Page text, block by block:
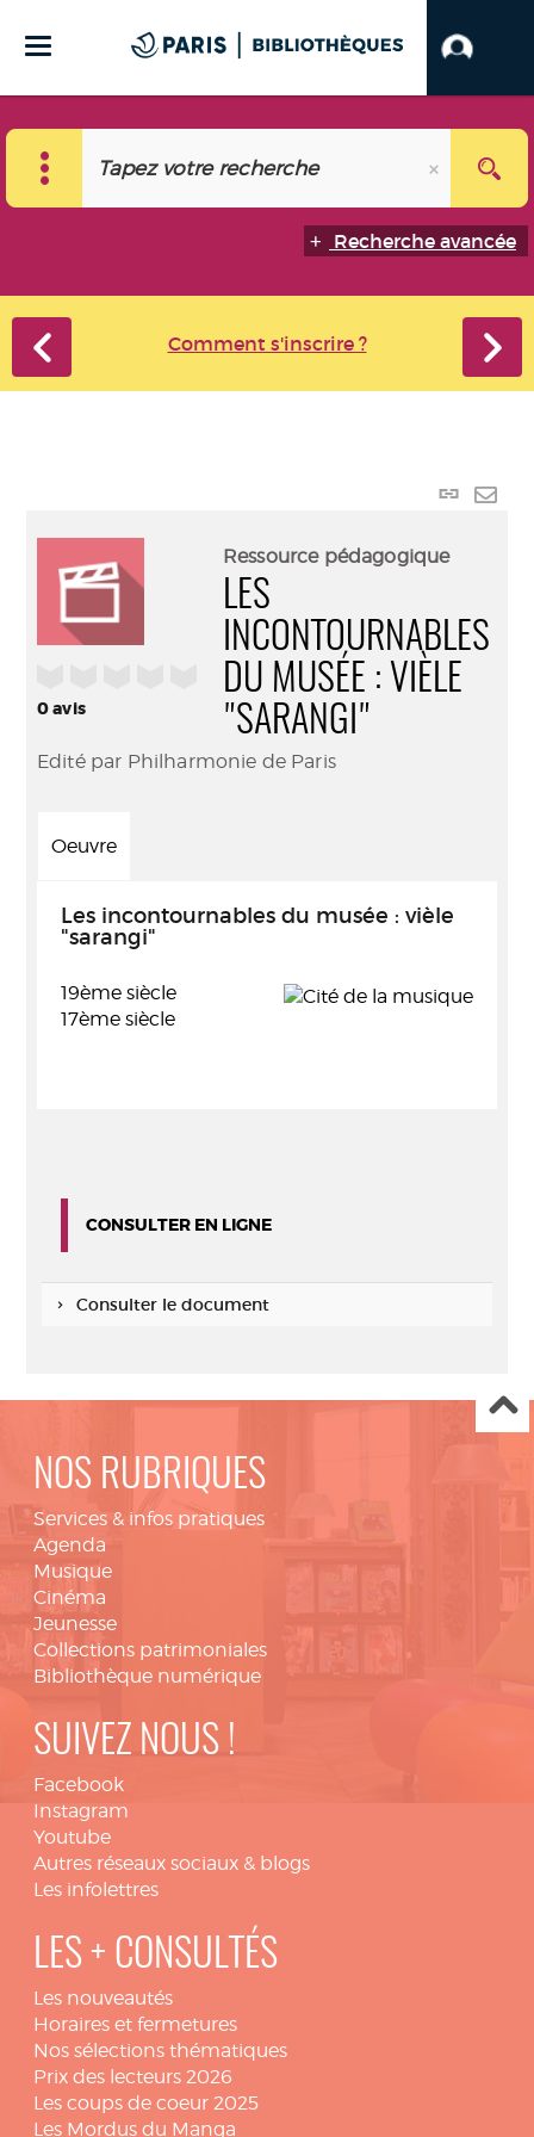
Recherche avancée
Comment s'inscrire ?
Lien
0avis
Ressource pédagogique
LES
INCONTOURNABLES
DU MUSÉE : VIÈLE
"SARANGI"
Edité par Philharmonie de Paris
Oeuvre
Les incontournables du musée : vièle
"sarangi"
19ème siècle
17ème siècle
CONSULTER EN LIGNE
Consulter le document
NOS RUBRIQUES
Services & infos pratiques
Agenda
Musique
Cinéma
Jeunesse
Collections patrimoniales
Bibliothèque numérique
SUIVEZ NOUS !
Facebook
Instagram
Youtube
Autres réseaux sociaux & blogs
Les infolettres
LES + CONSULTÉS
Les nouveautés
Horaires et fermetures
Nos sélections thématiques
Prix des lecteurs 2026
Les coups de coeur 2025
Les Mordus du Manga